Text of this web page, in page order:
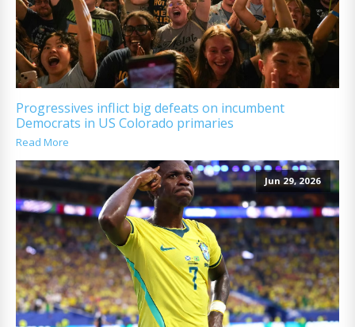
Progressives inflict big defeats on incumbent
Democrats in US Colorado primaries
Read More
Jun 29, 2026